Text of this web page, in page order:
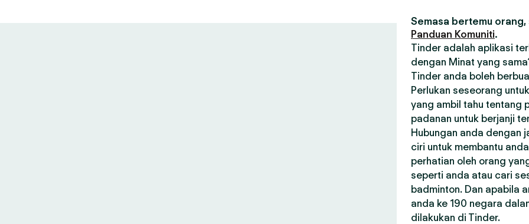
Semasa bertemu
Panduan Komuniti.
Tinder adalah aplikasi
dengan Minat yang
Tinder anda boleh
Perlukan seseorang
yang ambil tahu tentang
padanan untuk berjanji
Hubungan anda dengan
ciri untuk membantu
perhatian oleh orang
seperti anda atau cari
badminton. Dan apabila
anda ke 190 negara
dilakukan di Tinder.